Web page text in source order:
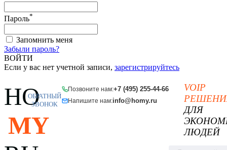
Пароль*
Запомнить меня
Забыли пароль?
ВОЙТИ
Если у вас нет учетной записи, зарегистрируйтесь
HO
MY
Позвоните нам:+7 (495) 255-44-66
Напишите нам:info@homy.ru
ОБРАТНЫЙ
ЗВОНОК
VOIP
ДЛЯ
ЛЮДЕЙ